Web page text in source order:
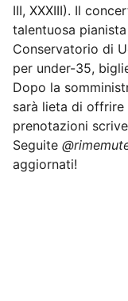
III, XXXIII). Il
talentuosa
Conservatorio di
per under-35,
Dopo la
sarà lieta di offrire
prenotazioni
Seguite
aggiornati!